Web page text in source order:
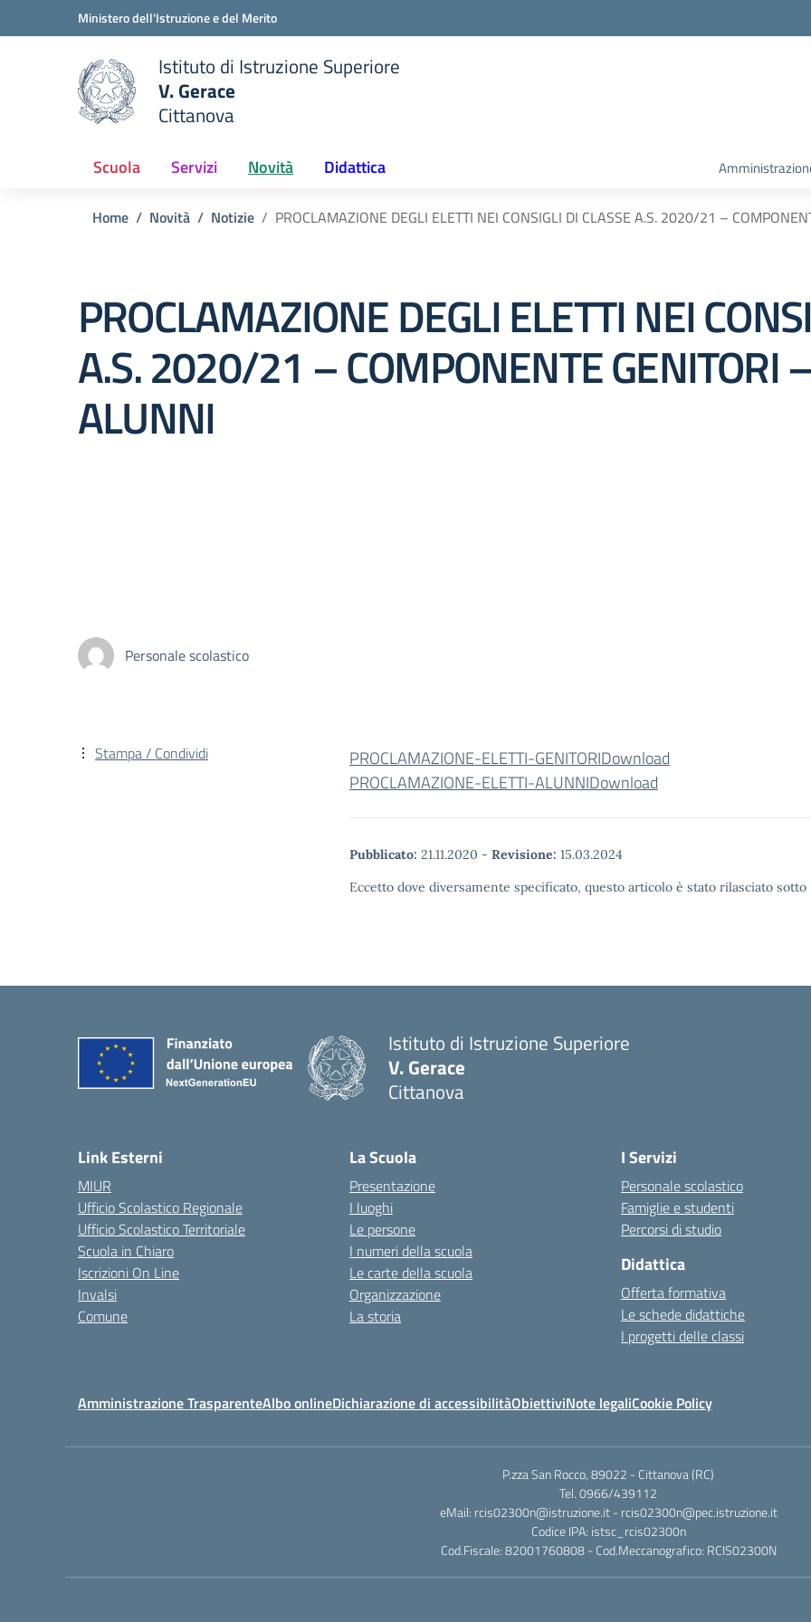
Vai ai contenuti
Vai al menu di navigazioneMinistero dell'Istruzione e del Merito
scuola
Istituto di Istruzione Superiore
V. Gerace
Cittanova
Scuola Servizi Novità Didattica
Home Novità Notizie PROCLAMAZIONE DEGLI ELETTI NEI CONSIGLI DI CLASSE A.S. 2020/21 –
PROCLAMAZIONE DEGLI ELETTI NEI
A.S. 2020/21 – COMPONENTE GENITORI
ALUNNI
Personale scolastico
PROCLAMAZIONE-ELETTI-GENITORIDownload
PROCLAMAZIONE-ELETTI-ALUNNIDownload
Pubblicato: 21.11.2020 - Revisione: 15.03.2024
Eccetto dove diversamente specificato, questo articolo è stato rilasciato
Stampa / Condividi
Istituto di Istruzione Superiore
V. Gerace
Cittanova
Link Esterni
MIUR
Ufficio Scolastico Regionale
Ufficio Scolastico Territoriale
Scuola in Chiaro
Iscrizioni On Line
Invalsi
Comune
La Scuola
Presentazione
I luoghi
Le persone
I numeri della scuola
Le carte della scuola
Organizzazione
La storia
I Servizi
Personale scolastico
Famiglie e studenti
Percorsi di studio
Didattica
Offerta formativa
Le schede didattiche
I progetti delle classi
Amministrazione TrasparenteAlbo onlineDichiarazione di accessibilitàObiettiviNote legaliCookie Policy
P.zza San Rocco, 89022 - Cittanova (RC)
Tel. 0966/439112
eMail: rcis02300n@istruzione.it - rcis02300n@pec.istruzione.it
Codice IPA: istsc_rcis02300n
Cod.Fiscale: 82001760808 - Cod.Meccanografico: RCIS02300N